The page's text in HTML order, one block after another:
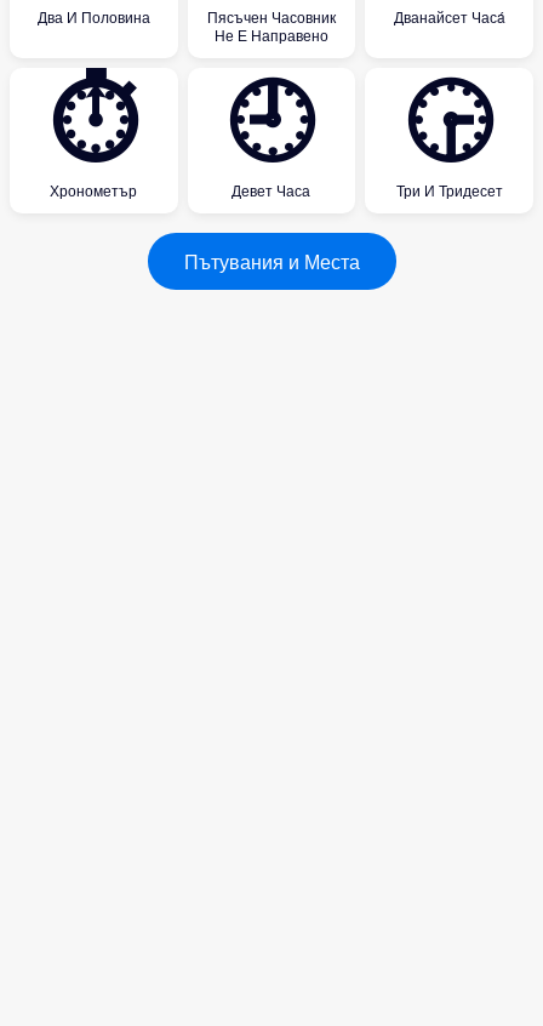
Два И Половина
Пясъчен Часовник
Не Е Направено
Дванайсет Часá
⏱
Хронометър
🕘
Девет Часа
🕞
Три И Тридесет
Пътувания и Места